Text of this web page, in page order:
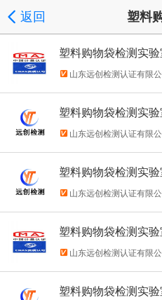
返回 塑料
塑料购物袋检测实
般流程
山东远创检测认证有限
塑料购物袋检测实
料清单
山东远创检测认证有限
塑料购物袋检测实
程 山东远创检测认证有限
塑料购物袋检测实
山东远创检测认证有限
塑料购物袋检测实